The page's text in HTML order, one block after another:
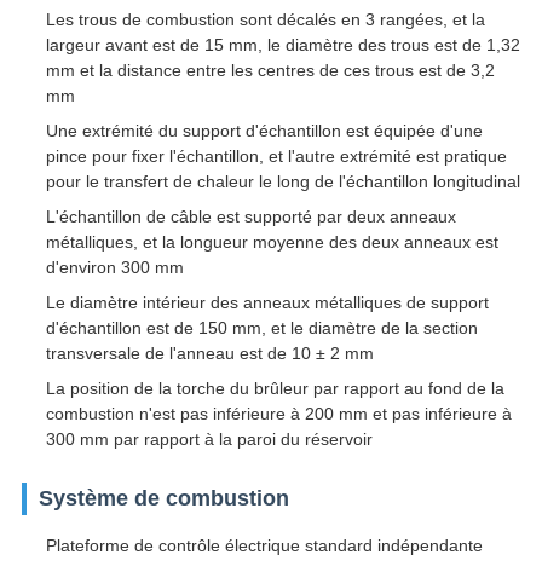
Les trous de combustion sont décalés en 3 rangées, et la
largeur avant est de 15 mm, le diamètre des trous est de 1,32
mm et la distance entre les centres de ces trous est de 3,2
mm
Une extrémité du support d'échantillon est équipée d'une
pince pour fixer l'échantillon, et l'autre extrémité est pratique
pour le transfert de chaleur le long de l'échantillon longitudinal
L'échantillon de câble est supporté par deux anneaux
métalliques, et la longueur moyenne des deux anneaux est
d'environ 300 mm
Le diamètre intérieur des anneaux métalliques de support
d'échantillon est de 150 mm, et le diamètre de la section
transversale de l'anneau est de 10 ± 2 mm
La position de la torche du brûleur par rapport au fond de la
combustion n'est pas inférieure à 200 mm et pas inférieure à
300 mm par rapport à la paroi du réservoir
Système de combustion
Plateforme de contrôle électrique standard indépendante